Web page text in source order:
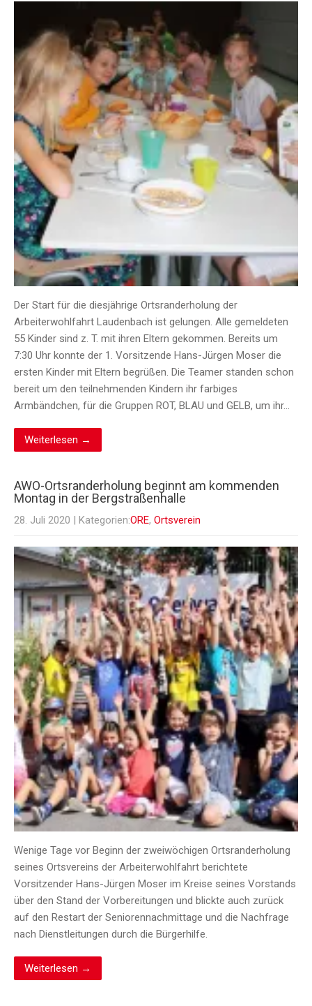
Der Start für die diesjährige Ortsranderholung der
Arbeiterwohlfahrt Laudenbach ist gelungen. Alle gemeldeten
55 Kinder sind z. T. mit ihren Eltern gekommen. Bereits um
7:30 Uhr konnte der 1. Vorsitzende Hans-Jürgen Moser die
ersten Kinder mit Eltern begrüßen. Die Teamer standen schon
bereit um den teilnehmenden Kindern ihr farbiges
Armbändchen, für die Gruppen ROT, BLAU und GELB, um ihr…
Weiterlesen →
AWO-Ortsranderholung beginnt am kommenden
Montag in der Bergstraßenhalle
28. Juli 2020 | Kategorien:ORE, Ortsverein
Wenige Tage vor Beginn der zweiwöchigen Ortsranderholung
seines Ortsvereins der Arbeiterwohlfahrt berichtete
Vorsitzender Hans-Jürgen Moser im Kreise seines Vorstands
über den Stand der Vorbereitungen und blickte auch zurück
auf den Restart der Seniorennachmittage und die Nachfrage
nach Dienstleitungen durch die Bürgerhilfe.
Weiterlesen →